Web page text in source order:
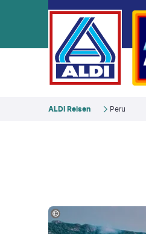
ALDI Reisen Peru
©tobiasjo - gty